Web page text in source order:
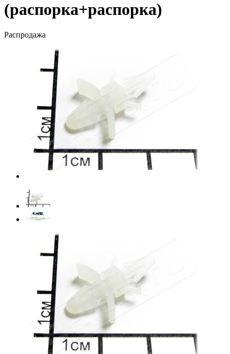
(распорка+распорка)
Распродажа